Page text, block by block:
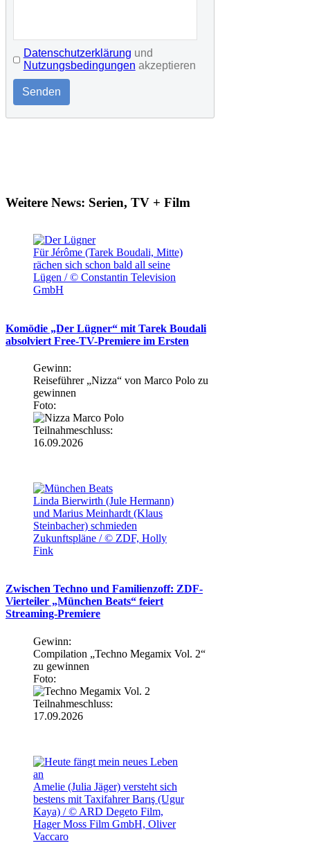
Datenschutzerklärung und
Nutzungsbedingungen akzeptieren
Senden
Weitere News: Serien, TV + Film
Für Jérôme (Tarek Boudali, Mitte)
rächen sich schon bald all seine
Lügen / © Constantin Television
GmbH
Komödie „Der Lügner“ mit Tarek Boudali
absolviert Free-TV-Premiere im Ersten
Gewinn:
Reiseführer „Nizza“ von Marco Polo zu
gewinnen
Foto:
Teilnahmeschluss:
16.09.2026
Linda Bierwirth (Jule Hermann)
und Marius Meinhardt (Klaus
Steinbacher) schmieden
Zukunftspläne / © ZDF, Holly
Fink
Zwischen Techno und Familienzoff: ZDF-
Vierteiler „München Beats“ feiert
Streaming-Premiere
Gewinn:
Compilation „Techno Megamix Vol. 2“
zu gewinnen
Foto:
Teilnahmeschluss:
17.09.2026
Amelie (Julia Jäger) versteht sich
bestens mit Taxifahrer Barış (Ugur
Kaya) / © ARD Degeto Film,
Hager Moss Film GmbH, Oliver
Vaccaro